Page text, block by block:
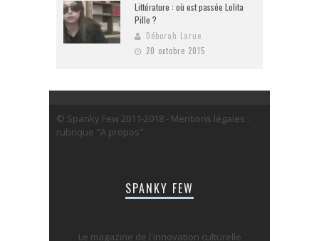
Littérature : où est passée Lolita
Pille ?
Déborah Larue
20 octobre 2015
© Spanky Few 2011-2018 - Mentions légales :
rubrique "A propos"
SPANKY FEW
Le magazine de l'innovation culturelle